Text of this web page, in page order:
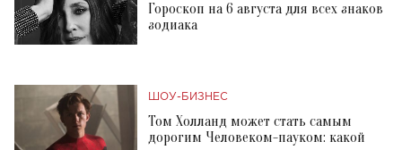
Гороскоп на 6 августа для всех знаков
зодиака
ШОУ-БИЗНЕС
Том Холланд может стать самым
дорогим Человеком-пауком: какой